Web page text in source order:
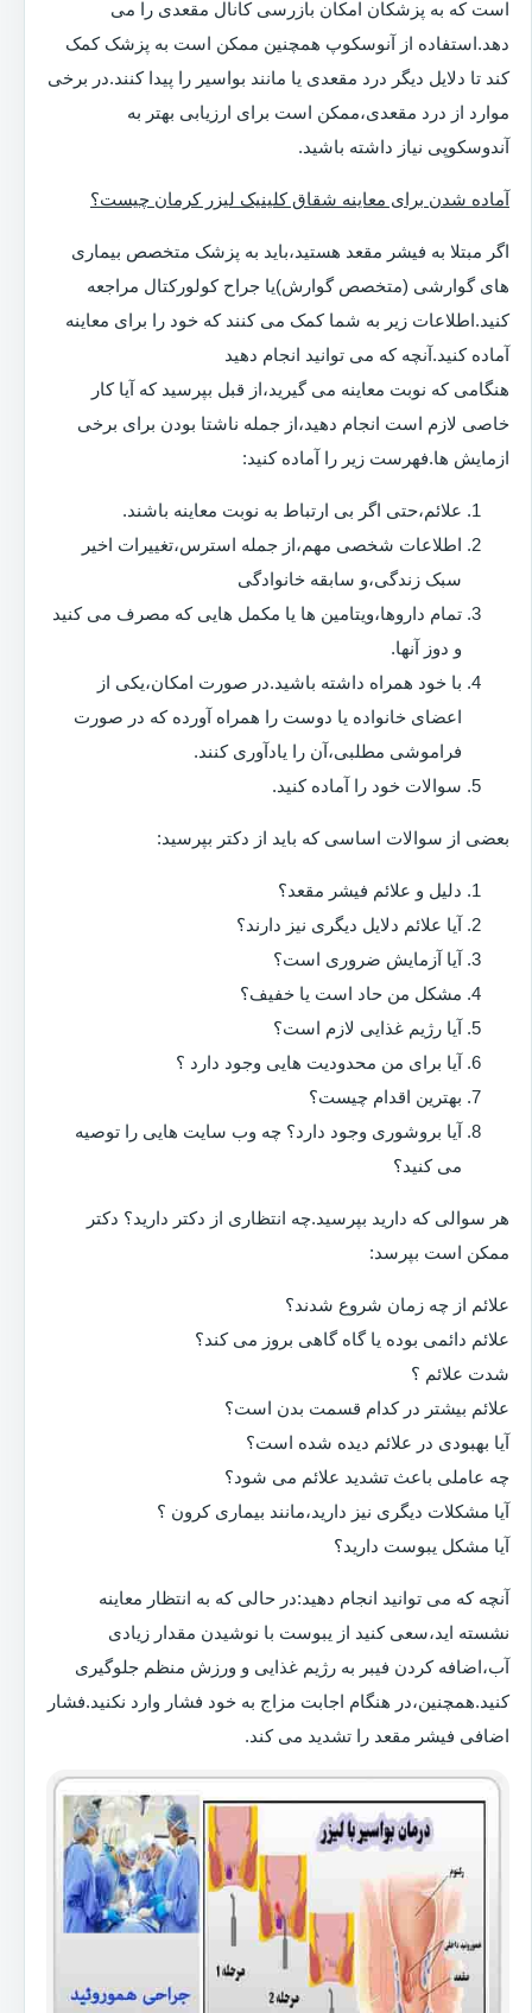
است که به پزشکان امکان بازرسی کانال مقعدی را می
دهد.استفاده از آنوسکوپ همچنین ممکن است به پزشک کمک
کند تا دلایل دیگر درد مقعدی یا مانند بواسیر را پیدا کنند.در برخی
موارد از درد مقعدی،ممکن است برای ارزیابی بهتر به
آندوسکوپی نیاز داشته باشید.
آماده شدن برای معاینه شقاق کلینیک لیزر کرمان چیست؟
اگر مبتلا به فیشر مقعد هستید،باید به پزشک متخصص بیماری
های گوارشی (متخصص گوارش)یا جراح کولورکتال مراجعه
کنید.اطلاعات زیر به شما کمک می کنند که خود را برای معاینه
آماده کنید.آنچه که می توانید انجام دهید
هنگامی که نوبت معاینه می گیرید،از قبل بپرسید که آیا کار
خاصی لازم است انجام دهید،از جمله ناشتا بودن برای برخی
ازمایش ها.فهرست زیر را آماده کنید:
علائم،حتی اگر بی ارتباط به نوبت معاینه باشند.
اطلاعات شخصی مهم،از جمله استرس،تغییرات اخیر
سبک زندگی،و سابقه خانوادگی
تمام داروها،ویتامین ها یا مکمل هایی که مصرف می کنید
و دوز آنها.
با خود همراه داشته باشید.در صورت امکان،یکی از
اعضای خانواده یا دوست را همراه آورده که در صورت
فراموشی مطلبی،آن را یادآوری کنند.
سوالات خود را آماده کنید.
بعضی از سوالات اساسی که باید از دکتر بپرسید:
دلیل و علائم فیشر مقعد؟
آیا علائم دلایل دیگری نیز دارند؟
آیا آزمایش ضروری است؟
مشکل من حاد است یا خفیف؟
آیا رژیم غذایی لازم است؟
آیا برای من محدودیت هایی وجود دارد ؟
بهترین اقدام چیست؟
آیا بروشوری وجود دارد؟ چه وب سایت هایی را توصیه
می کنید؟
هر سوالی که دارید بپرسید.چه انتظاری از دکتر دارید؟ دکتر
ممکن است بپرسد:
علائم از چه زمان شروع شدند؟
علائم دائمی بوده یا گاه گاهی بروز می کند؟
شدت علائم ؟
علائم بیشتر در کدام قسمت بدن است؟
آیا بهبودی در علائم دیده شده است؟
چه عاملی باعث تشدید علائم می شود؟
آیا مشکلات دیگری نیز دارید،مانند بیماری کرون ؟
آیا مشکل یبوست دارید؟
آنچه که می توانید انجام دهید:در حالی که به انتظار معاینه
نشسته اید،سعی کنید از یبوست با نوشیدن مقدار زیادی
آب،اضافه کردن فیبر به رژیم غذایی و ورزش منظم جلوگیری
کنید.همچنین،در هنگام اجابت مزاج به خود فشار وارد نکنید.فشار
اضافی فیشر مقعد را تشدید می کند.